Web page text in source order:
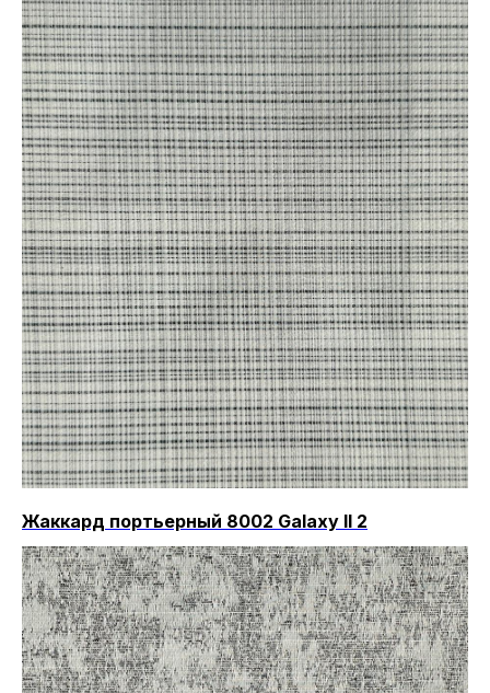
Жаккард портьерный 8002 Galaxy II 2